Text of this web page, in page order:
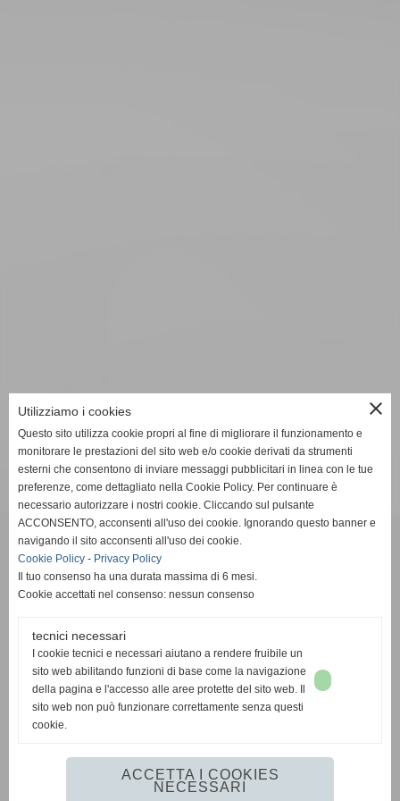
Pinball s.r.l.
Via Vittorio De Sica, 9/A - Ragusa (RG)
Email:info@pinballsrl.it
P. IVA: 01373070885
Cookie Policy | Privacy Policy
close
Utilizziamo i cookies
Questo sito utilizza cookie propri al fine di migliorare il funzionamento e
monitorare le prestazioni del sito web e/o cookie derivati da strumenti
esterni che consentono di inviare messaggi pubblicitari in linea con le tue
preferenze, come dettagliato nella Cookie Policy. Per continuare è
necessario autorizzare i nostri cookie. Cliccando sul pulsante
ACCONSENTO, acconsenti all'uso dei cookie. Ignorando questo banner e
navigando il sito acconsenti all'uso dei cookie.
Cookie Policy - Privacy Policy
Il tuo consenso ha una durata massima di 6 mesi.
Cookie accettati nel consenso: nessun consenso
tecnici necessari
I cookie tecnici e necessari aiutano a rendere fruibile un
sito web abilitando funzioni di base come la navigazione
della pagina e l'accesso alle aree protette del sito web. Il
sito web non può funzionare correttamente senza questi
cookie.
ACCETTA I COOKIES
NECESSARI